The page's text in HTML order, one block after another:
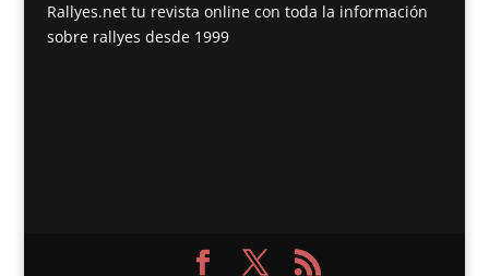
Rallyes.net tu revista online con toda la información
sobre rallyes desde 1999